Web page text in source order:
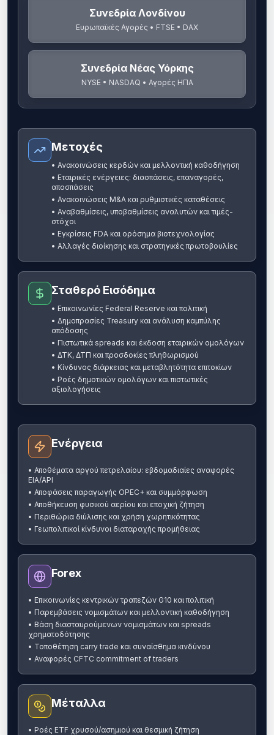
Συνεδρία Λονδίνου
Ευρωπαϊκές Αγορές • FTSE • DAX
Συνεδρία Νέας Υόρκης
NYSE • NASDAQ • Αγορές ΗΠΑ
Μετοχές
• Ανακοινώσεις κερδών και μελλοντική καθοδήγηση
• Εταιρικές ενέργειες: διασπάσεις, επαναγορές,
αποσπάσεις
• Ανακοινώσεις M&A και ρυθμιστικές καταθέσεις
• Αναβαθμίσεις, υποβαθμίσεις αναλυτών και τιμές-
στόχοι
• Εγκρίσεις FDA και ορόσημα βιοτεχνολογίας
• Αλλαγές διοίκησης και στρατηγικές πρωτοβουλίες
Σταθερό Εισόδημα
• Επικοινωνίες Federal Reserve και πολιτική
• Δημοπρασίες Treasury και ανάλυση καμπύλης
απόδοσης
• Πιστωτικά spreads και έκδοση εταιρικών ομολόγων
• ΔΤΚ, ΔΤΠ και προσδοκίες πληθωρισμού
• Κίνδυνος διάρκειας και μεταβλητότητα επιτοκίων
• Ροές δημοτικών ομολόγων και πιστωτικές
αξιολογήσεις
Ενέργεια
• Αποθέματα αργού πετρελαίου: εβδομαδιαίες αναφορές
EIA/API
• Αποφάσεις παραγωγής OPEC+ και συμμόρφωση
• Αποθήκευση φυσικού αερίου και εποχική ζήτηση
• Περιθώρια διύλισης και χρήση χωρητικότητας
• Γεωπολιτικοί κίνδυνοι διαταραχής προμήθειας
Forex
• Επικοινωνίες κεντρικών τραπεζών G10 και πολιτική
• Παρεμβάσεις νομισμάτων και μελλοντική καθοδήγηση
• Βάση διασταυρούμενων νομισμάτων και spreads
χρηματοδότησης
• Τοποθέτηση carry trade και συναίσθημα κινδύνου
• Αναφορές CFTC commitment of traders
Μέταλλα
• Ροές ETF χρυσού/ασημιού και θεσμική ζήτηση